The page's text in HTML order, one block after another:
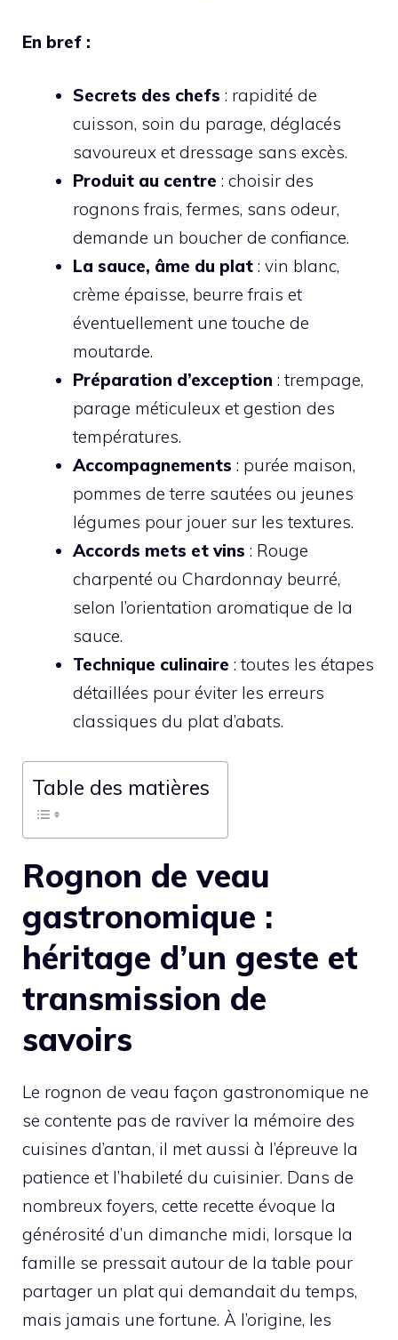
En bref :
Secrets des chefs : rapidité de
cuisson, soin du parage, déglacés
savoureux et dressage sans excès.
Produit au centre : choisir des
rognons frais, fermes, sans odeur,
demande un boucher de confiance.
La sauce, âme du plat : vin blanc,
crème épaisse, beurre frais et
éventuellement une touche de
moutarde.
Préparation d’exception : trempage,
parage méticuleux et gestion des
températures.
Accompagnements : purée maison,
pommes de terre sautées ou jeunes
légumes pour jouer sur les textures.
Accords mets et vins : Rouge
charpenté ou Chardonnay beurré,
selon l’orientation aromatique de la
sauce.
Technique culinaire : toutes les étapes
détaillées pour éviter les erreurs
classiques du plat d’abats.
Table des matières
Rognon de veau
gastronomique :
héritage d’un geste et
transmission de
savoirs
Le rognon de veau façon gastronomique ne
se contente pas de raviver la mémoire des
cuisines d’antan, il met aussi à l’épreuve la
patience et l’habileté du cuisinier. Dans de
nombreux foyers, cette recette évoque la
générosité d’un dimanche midi, lorsque la
famille se pressait autour de la table pour
partager un plat qui demandait du temps,
mais jamais une fortune. À l’origine, les